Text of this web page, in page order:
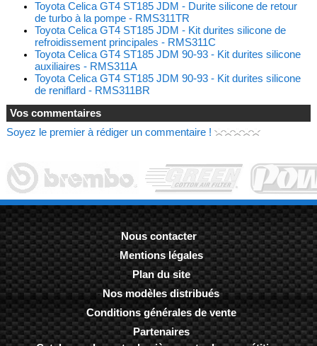
Toyota Celica GT4 ST185 JDM - Durite silicone de retour
de turbo à la pompe - RMS311TR
Toyota Celica GT4 ST185 JDM - Kit durites silicone de
refroidissement principales - RMS311C
Toyota Celica GT4 ST185 JDM 90-93 - Kit durites silicone
auxiliaires - RMS311A
Toyota Celica GT4 ST185 JDM 90-93 - Kit durites silicone
de reniflard - RMS311BR
Vos commentaires
Soyez le premier à rédiger un commentaire !
Nous contacter
-Mentions légales
- Plan du site
-Nos modèles distribués
-Conditions générales de vente
- Partenaires